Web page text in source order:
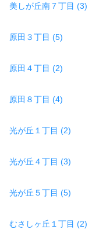
美しが丘南７丁目 (3)
原田３丁目 (5)
原田４丁目 (2)
原田８丁目 (4)
光が丘１丁目 (2)
光が丘４丁目 (3)
光が丘５丁目 (5)
むさしヶ丘１丁目 (2)